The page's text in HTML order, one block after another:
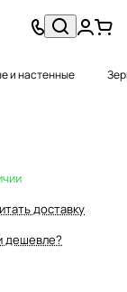
и настенные
доставку
дешевле?